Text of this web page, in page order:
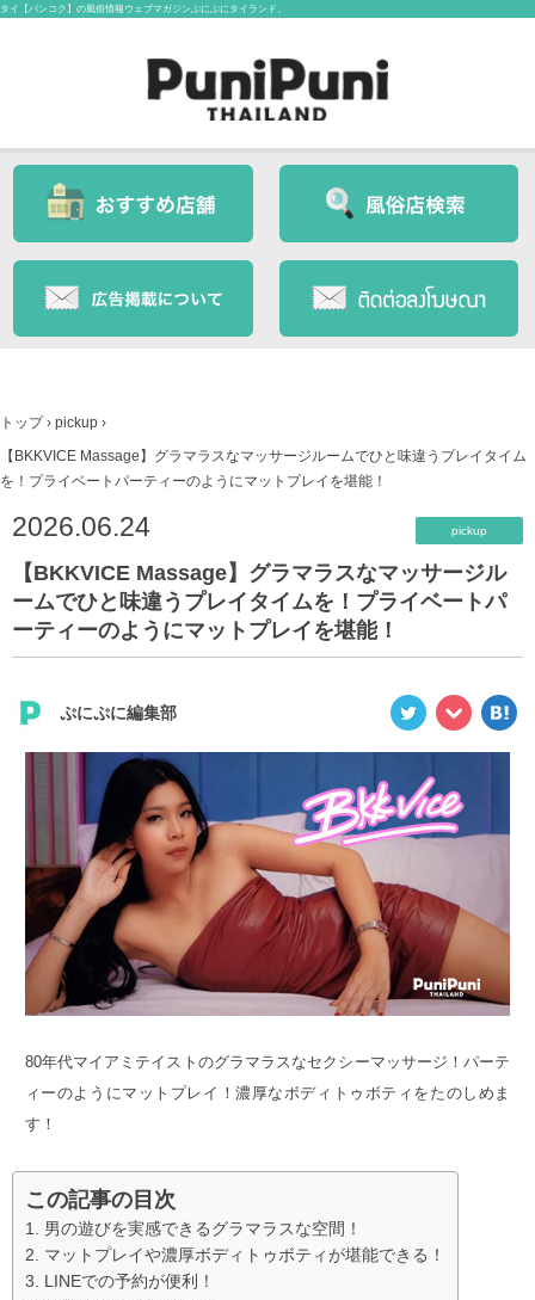
タイ【バンコク】の風俗情報ウェブマガジンぷにぷにタイランド。
トップ › pickup ›
【BKKVICE Massage】グラマラスなマッサージルームでひと味違うプレイタイム
を！プライベートパーティーのようにマットプレイを堪能！
2026.06.24 pickup
【BKKVICE Massage】グラマラスなマッサージル
ームでひと味違うプレイタイムを！プライベートパ
ーティーのようにマットプレイを堪能！
ぷにぷに編集部
80年代マイアミテイストのグラマラスなセクシーマッサージ！パーテ
ィーのようにマットプレイ！濃厚なボディトゥボティをたのしめま
す！
この記事の目次
男の遊びを実感できるグラマラスな空間！
マットプレイや濃厚ボディトゥボティが堪能できる！
LINEでの予約が便利！